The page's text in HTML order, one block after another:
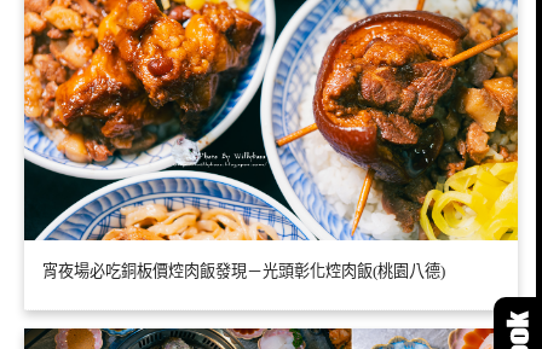
宵夜場必吃銅板價焢肉飯發現－光頭彰化焢肉飯(桃園八德)